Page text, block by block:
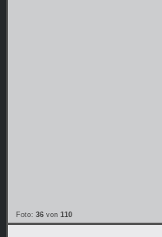
Foto: 36 von 110